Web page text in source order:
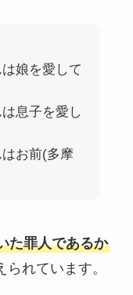
娘を愛して
息子を愛し
お前(多摩
た罪人であるか
れています。